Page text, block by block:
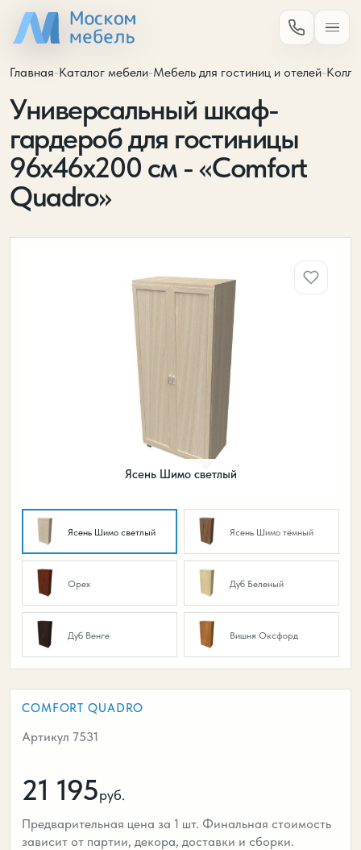
Главная-Каталог мебели-Мебель для гостиниц и отелей-
Универсальный шкаф-
гардероб для гостиницы
96х46х200 см - «Comfort
Quadro»
Ясень Шимо светлый
Ясень Шимо светлый Ясень Шимо тёмный
Орех Дуб Беленый
Дуб Венге Вишня Оксфорд
COMFORT QUADRO
Артикул 7531
21 195руб.
Предварительная цена за 1 шт. Финальная стоимость
зависит от партии, декора, доставки и сборки.